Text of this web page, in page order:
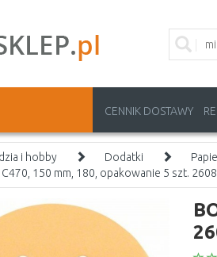
CENNIK DOSTAWY
i hobby Dodatki
C470, 150 mm, 180, opakowanie 5 szt.